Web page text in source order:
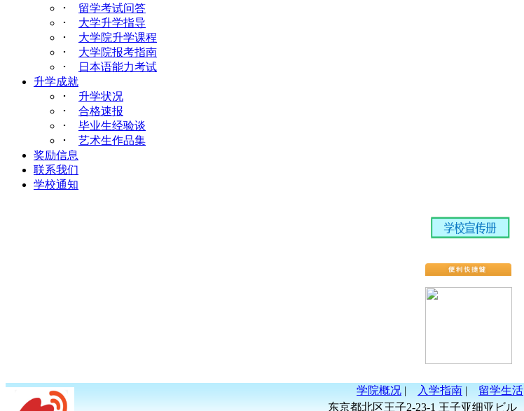
･ 留学考试问答
･ 大学升学指导
･ 大学院升学课程
･ 大学院报考指南
･
日本语能力考试
升学成就
･ 升学状况
･ 合格速报
･ 毕业生经验谈
･ 艺术生作品集
奖励信息
联系我们
学校通知
学院概况 | 入学指南 | 留学生活
东京都北区王子2-23-1 王子亚细亚ビル